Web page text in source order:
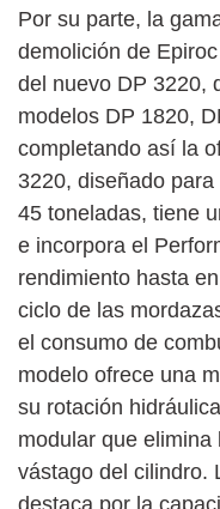
Por su parte, la
demolición de
del nuevo DP 3220,
modelos DP 1820,
completando así la
3220, diseñado
45 toneladas, tiene
e incorpora el
rendimiento hasta
ciclo de las
el consumo de
modelo ofrece una
su rotación
modular que
vástago del cilindro.
destaca por la